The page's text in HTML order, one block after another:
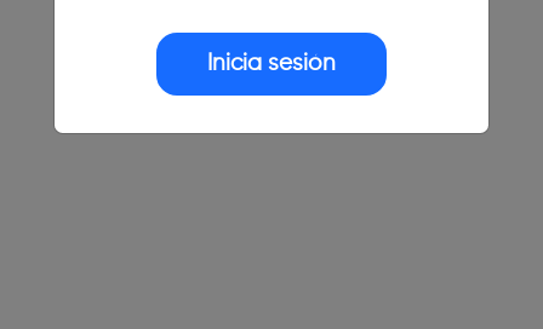
Inicia sesión